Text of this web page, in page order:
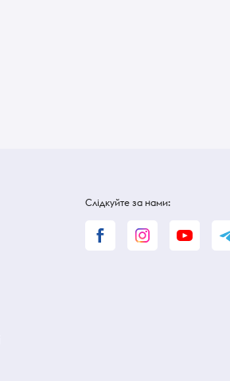
Слідкуйте за нами: